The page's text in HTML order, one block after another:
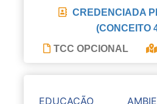
CREDENCIADA
(CONCEITO
TCC OPCIONAL
EDUCAÇÃO